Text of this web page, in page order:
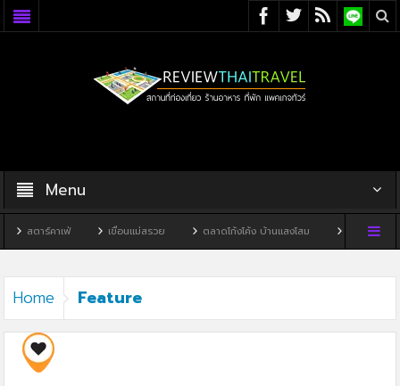
Menu
สตาร์คาเฟ่ เขื่อนแม่สรวย ตลาดโก้งโค้ง บ้านแสงโสม ทิวผาคาเฟ่
Home Feature